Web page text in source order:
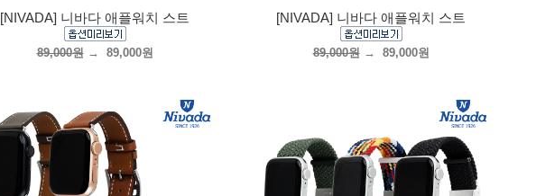
[NIVADA] 니바다 애플워치 스트
89,000원→ 89,000원
[NIVADA] 니바다 애플워치 스트
89,000원→ 89,000원